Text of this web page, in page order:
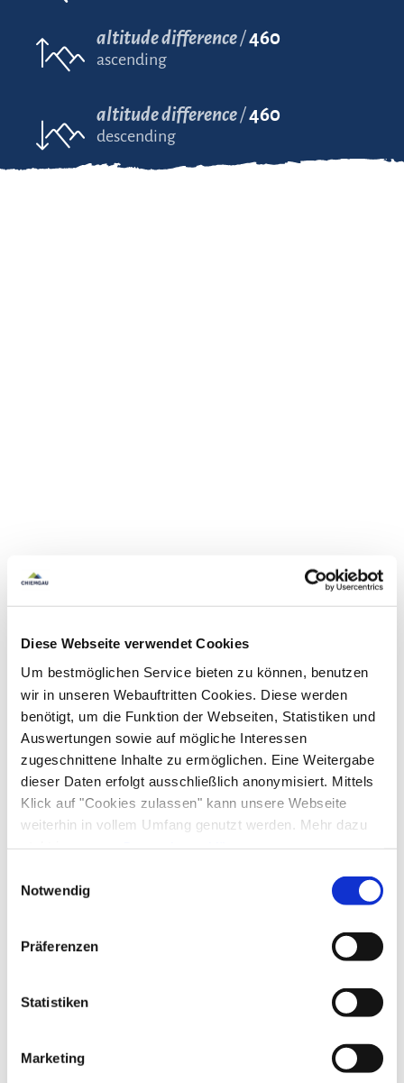
Diese Webseite verwendet Cookies
Um bestmöglichen Service bieten zu können, benutzen
wir in unseren Webauftritten Cookies. Diese werden
benötigt, um die Funktion der Webseiten, Statistiken und
Auswertungen sowie auf mögliche Interessen
zugeschnittene Inhalte zu ermöglichen. Eine Weitergabe
dieser Daten erfolgt ausschließlich anonymisiert. Mittels
Klick auf "Cookies zulassen" kann unsere Webseite
weiterhin in vollem Umfang genutzt werden. Mehr dazu
steht in unserer Datenschutzerklärung.
gelistet.
Notwendig
Präferenzen
Statistiken
Marketing
altitude difference 460
ascending
altitude difference 460
descending